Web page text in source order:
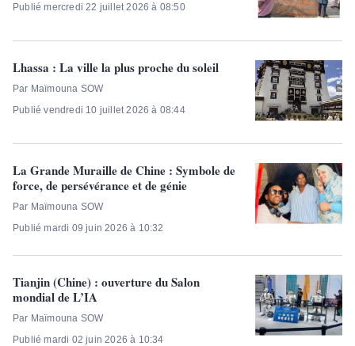
Publié mercredi 22 juillet 2026 à 08:50
Lhassa : La ville la plus proche du soleil
Par Maïmouna SOW
Publié vendredi 10 juillet 2026 à 08:44
La Grande Muraille de Chine : Symbole de
force, de persévérance et de génie
Par Maïmouna SOW
Publié mardi 09 juin 2026 à 10:32
Tianjin (Chine) : ouverture du Salon
mondial de L’IA
Par Maïmouna SOW
Publié mardi 02 juin 2026 à 10:34